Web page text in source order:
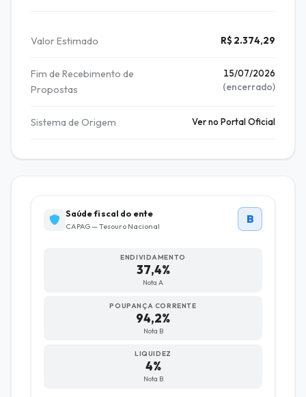
Valor Estimado R$ 2.374,29
Fim de Recebimento de
Propostas
15/07/2026
(encerrado)
Sistema de Origem Ver no Portal Oficial
Saúde fiscal do ente
CAPAG — Tesouro Nacional
B
ENDIVIDAMENTO
37,4%
Nota A
POUPANÇA CORRENTE
94,2%
Nota B
LIQUIDEZ
4%
Nota B